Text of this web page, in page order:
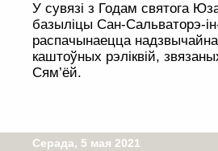
У сувязі з Годам святога
базыліцы Сан-Сальваторэ-
распачынаецца
каштоўных рэліквій,
Сям’ёй.
Серада, 5 мая 2021